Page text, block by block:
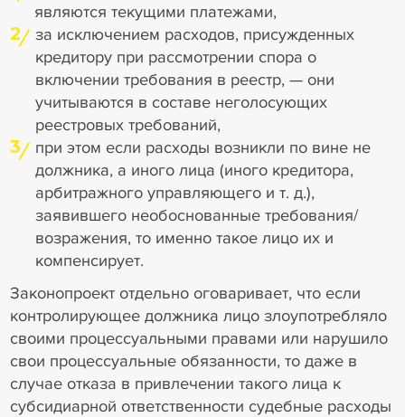
являются текущими платежами,
2
за исключением расходов, присужденных
кредитору при рассмотрении спора о
включении требования в реестр, — они
учитываются в составе неголосующих
реестровых требований,
3
при этом если расходы возникли по вине не
должника, а иного лица (иного кредитора,
арбитражного управляющего и т. д.),
заявившего необоснованные требования/
возражения, то именно такое лицо их и
компенсирует.
Законопроект отдельно оговаривает, что если
контролирующее должника лицо злоупотребляло
своими процессуальными правами или нарушило
свои процессуальные обязанности, то даже в
случае отказа в привлечении такого лица к
субсидиарной ответственности судебные расходы